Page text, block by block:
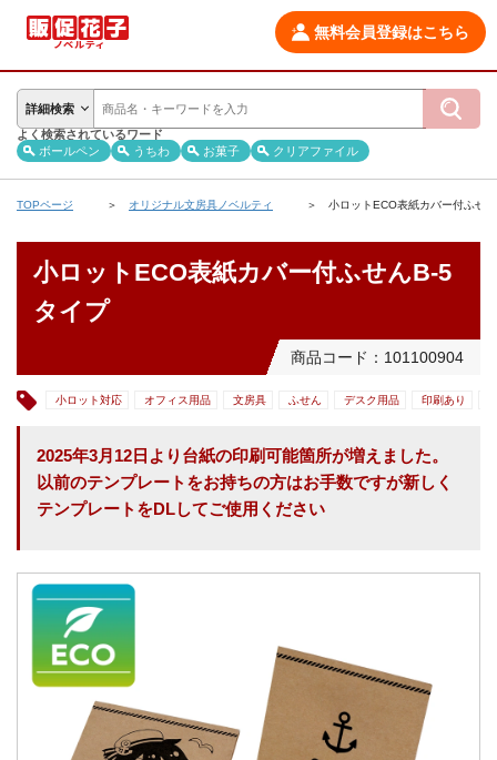
無料会員登録はこちら
詳細検索
よく検索されているワード
ボールペン
うちわ お菓子 クリアファイル
TOPページ オリジナル文房具ノベルティ 小ロットECO表紙カバー付ふせ
小ロットECO表紙カバー付ふせんB-5
タイプ
商品コード：101100904
小ロット対応 オフィス用品 文房具 ふせん デスク用品 印刷あり
2025年3月12日より台紙の印刷可能箇所が増えました。
以前のテンプレートをお持ちの方はお手数ですが新しく
テンプレートをDLしてご使用ください